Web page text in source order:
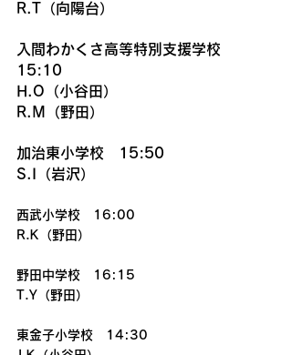
R.T（向陽台）
入間わかくさ高等特別支援学校
15:10
H.O（小谷田）
R.M（野田）
加治東小学校　15:50
S.I（岩沢）
西武小学校　16:00
R.K（野田）
野田中学校　16:15
T.Y（野田）
東金子小学校　14:30